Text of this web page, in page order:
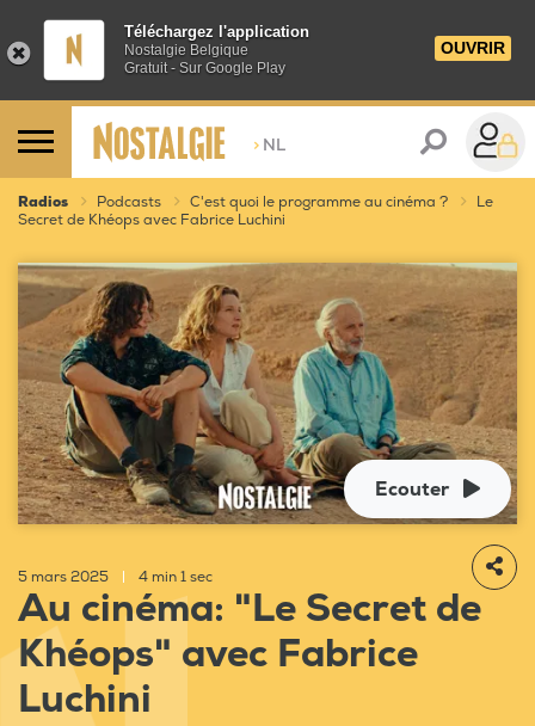
Téléchargez l'application
Nostalgie Belgique
Gratuit - Sur Google Play
OUVRIR
> NL
Radios Podcasts C'est quoi le programme au cinéma ?
Le
Secret de Khéops avec Fabrice Luchini
Ecouter
5 mars 2025 4 min 1 sec
Au cinéma: "Le Secret de
Khéops" avec Fabrice
Luchini